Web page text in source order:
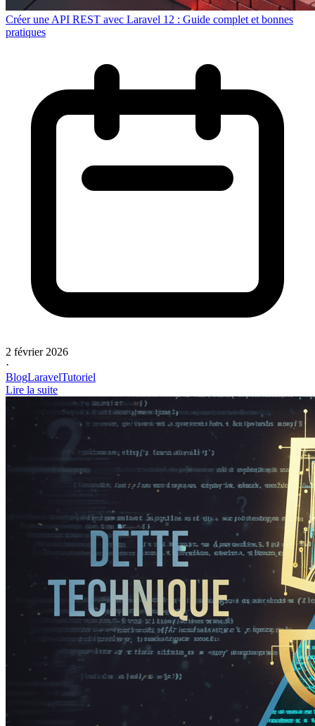
Créer une API REST avec Laravel 12 : Guide complet et bonnes
pratiques
2 février 2026
·
BlogLaravelTutoriel
Lire la suite